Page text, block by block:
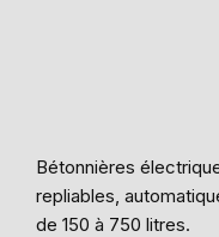
Bétonnières
repliables,
de 150 à 750 litres.